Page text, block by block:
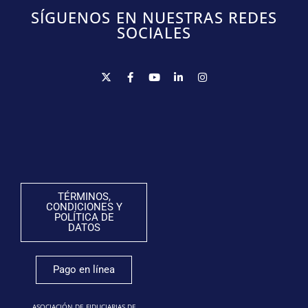
SÍGUENOS EN NUESTRAS REDES
SOCIALES
TÉRMINOS,
CONDICIONES Y
POLÍTICA DE
DATOS
Pago en línea